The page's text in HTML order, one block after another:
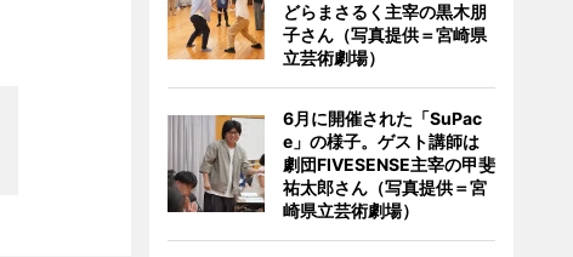
どらまさるく主宰の黒木朋
子さん（写真提供＝宮崎県
立芸術劇場）
6月に開催された「SuPac
e」の様子。ゲスト講師は
劇団FIVESENSE主宰の甲斐
祐太郎さん（写真提供＝宮
崎県立芸術劇場）